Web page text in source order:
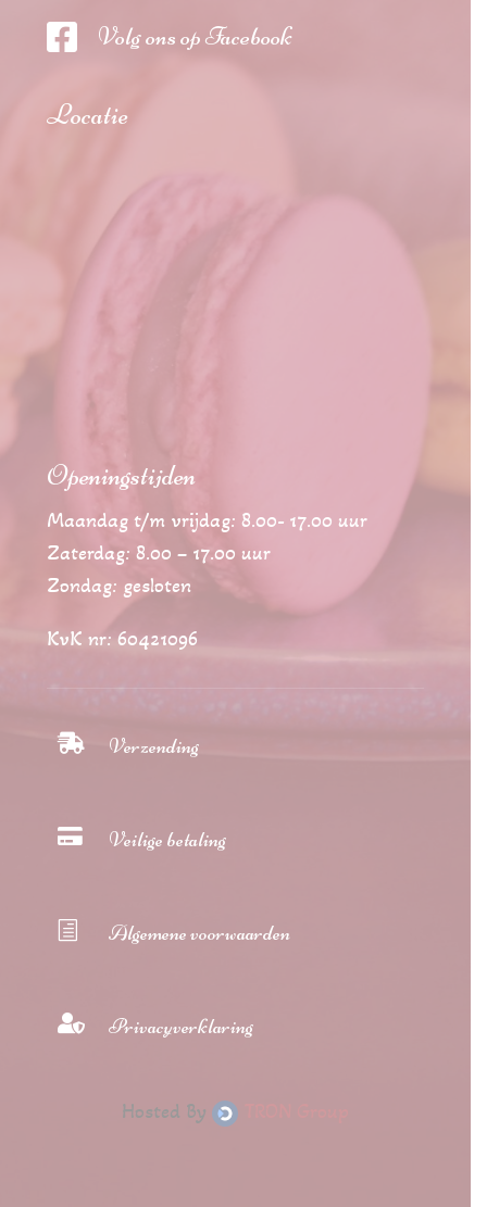
 Volg ons op Facebook
Locatie
Openingstijden
Maandag t/m vrijdag: 8.00- 17.00 uur
Zaterdag: 8.00 – 17.00 uur
Zondag: gesloten
KvK nr: 60421096
 Verzending
 Veilige betaling
h Algemene voorwaarden
 Privacyverklaring
Hosted By TRON Group